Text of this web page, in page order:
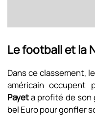
Le football et la
Dans ce classement,
américain occupent
Payeta profité de son
bel Euro pour gonfler